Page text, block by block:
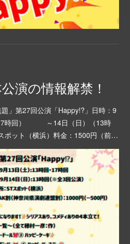
演の情報解禁！
」第27回公演「Happy!?」日時：9
17時回） ～14日（日）（13時
ポット（横浜）料金：1500円（前…